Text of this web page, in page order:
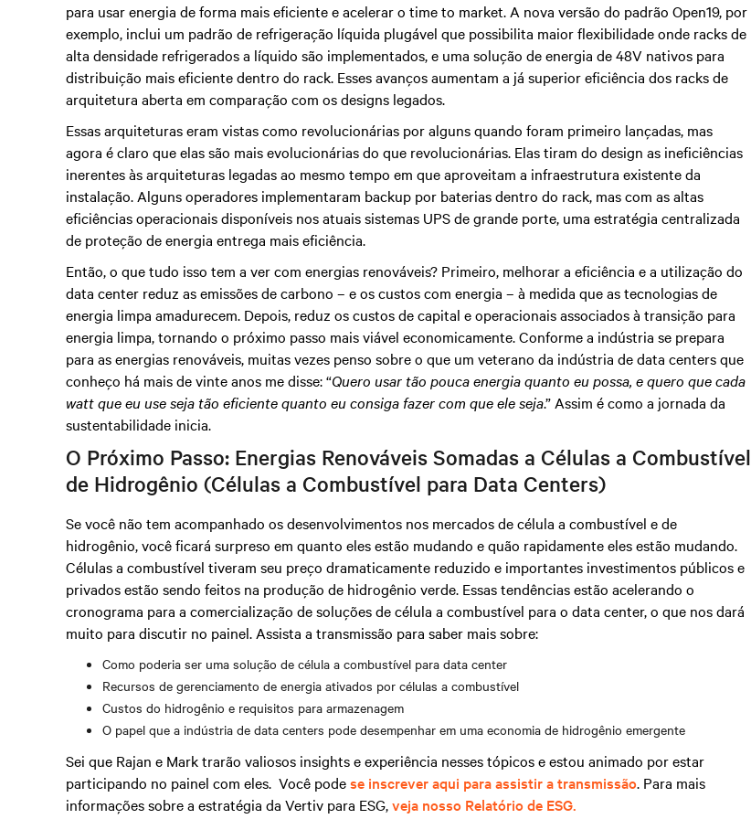
para usar energia de forma mais eficiente e acelerar o time to market. A nova versão do padrão Open19, por
exemplo, inclui um padrão de refrigeração líquida plugável que possibilita maior flexibilidade onde racks de
alta densidade refrigerados a líquido são implementados, e uma solução de energia de 48V nativos para
distribuição mais eficiente dentro do rack. Esses avanços aumentam a já superior eficiência dos racks de
arquitetura aberta em comparação com os designs legados.
Essas arquiteturas eram vistas como revolucionárias por alguns quando foram primeiro lançadas, mas
agora é claro que elas são mais evolucionárias do que revolucionárias. Elas tiram do design as ineficiências
inerentes às arquiteturas legadas ao mesmo tempo em que aproveitam a infraestrutura existente da
instalação. Alguns operadores implementaram backup por baterias dentro do rack, mas com as altas
eficiências operacionais disponíveis nos atuais sistemas UPS de grande porte, uma estratégia centralizada
de proteção de energia entrega mais eficiência.
Então, o que tudo isso tem a ver com energias renováveis? Primeiro, melhorar a eficiência e a utilização do
data center reduz as emissões de carbono – e os custos com energia – à medida que as tecnologias de
energia limpa amadurecem. Depois, reduz os custos de capital e operacionais associados à transição para
energia limpa, tornando o próximo passo mais viável economicamente. Conforme a indústria se prepara
para as energias renováveis, muitas vezes penso sobre o que um veterano da indústria de data centers que
conheço há mais de vinte anos me disse: “Quero usar tão pouca energia quanto eu possa, e quero que cada
watt que eu use seja tão eficiente quanto eu consiga fazer com que ele seja.” Assim é como a jornada da
sustentabilidade inicia.
O Próximo Passo: Energias Renováveis Somadas a Células a Combustível
de Hidrogênio (Células a Combustível para Data Centers)
Se você não tem acompanhado os desenvolvimentos nos mercados de célula a combustível e de
hidrogênio, você ficará surpreso em quanto eles estão mudando e quão rapidamente eles estão mudando.
Células a combustível tiveram seu preço dramaticamente reduzido e importantes investimentos públicos e
privados estão sendo feitos na produção de hidrogênio verde. Essas tendências estão acelerando o
cronograma para a comercialização de soluções de célula a combustível para o data center, o que nos dará
muito para discutir no painel. Assista a transmissão para saber mais sobre:
Como poderia ser uma solução de célula a combustível para data center
Recursos de gerenciamento de energia ativados por células a combustível
Custos do hidrogênio e requisitos para armazenagem
O papel que a indústria de data centers pode desempenhar em uma economia de hidrogênio emergente
Sei que Rajan e Mark trarão valiosos insights e experiência nesses tópicos e estou animado por estar
participando no painel com eles. Você podese inscrever aqui para assistir a transmissão. Para mais
informações sobre a estratégia da Vertiv para ESG,veja nosso Relatório de ESG.